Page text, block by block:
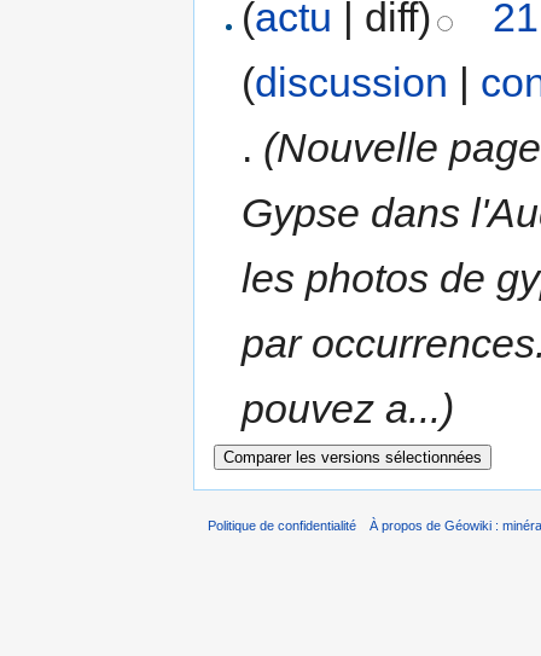
(actu | diff)
(discussion |
. (Nouvelle
Gypse dans
les photos de
par
pouvez a...)
Politique de confidentialité À propos de Géowiki :